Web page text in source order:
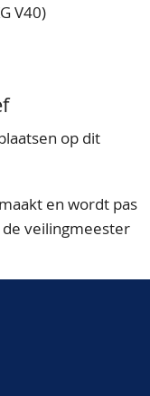
V40)
op dit
en wordt pas
veilingmeester